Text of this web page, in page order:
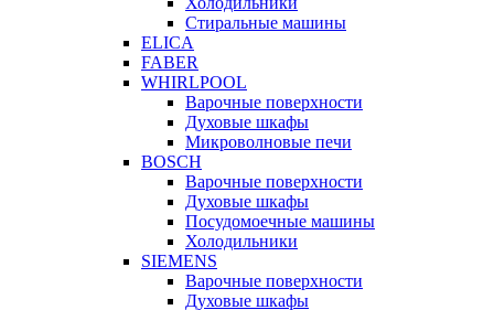
Стиральные машины
ELICA
FABER
WHIRLPOOL
Варочные поверхности
Духовые шкафы
Микроволновые печи
BOSCH
Варочные поверхности
Духовые шкафы
Посудомоечные машины
Холодильники
SIEMENS
Варочные поверхности
Духовые шкафы